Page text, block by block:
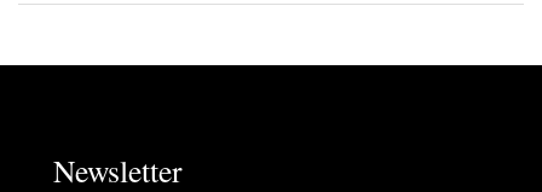
Newsletter